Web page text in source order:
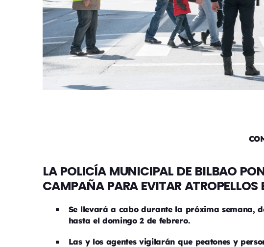
LA POLICÍA MUNICIPAL DE BILBAO
CAMPAÑA PARA EVITAR ATROPELLOS
Se llevará a cabo durante la próxima semana,
hasta el domingo 2 de febrero.
Las y los agentes vigilarán que peatones y